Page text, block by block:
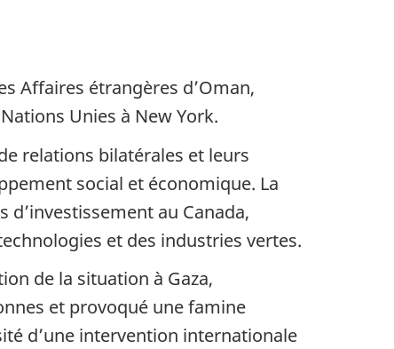
Affaires étrangères d’Oman,
Unies à New York.
relations bilatérales et leurs
social et économique. La
au Canada,
et des industries vertes.
de la situation à Gaza,
et provoqué une famine
d’une intervention internationale